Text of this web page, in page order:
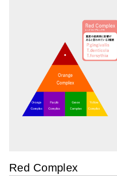
Red Complex